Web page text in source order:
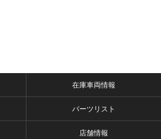
在庫車両情報
パーツリスト
店舗情報